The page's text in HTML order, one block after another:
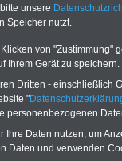
unsere
Speicher nutzt.
von "Zustimmung"
Ihrem Gerät zu speichern.
Dritten - einschließlich
"
personenbezogenen
Ihre Daten nutzen, um
Daten und verwenden